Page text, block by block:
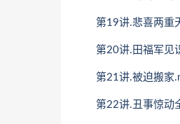
第19讲.悲喜两重
第20讲.田福军见
第21讲.被迫搬家
第22讲.丑事惊动